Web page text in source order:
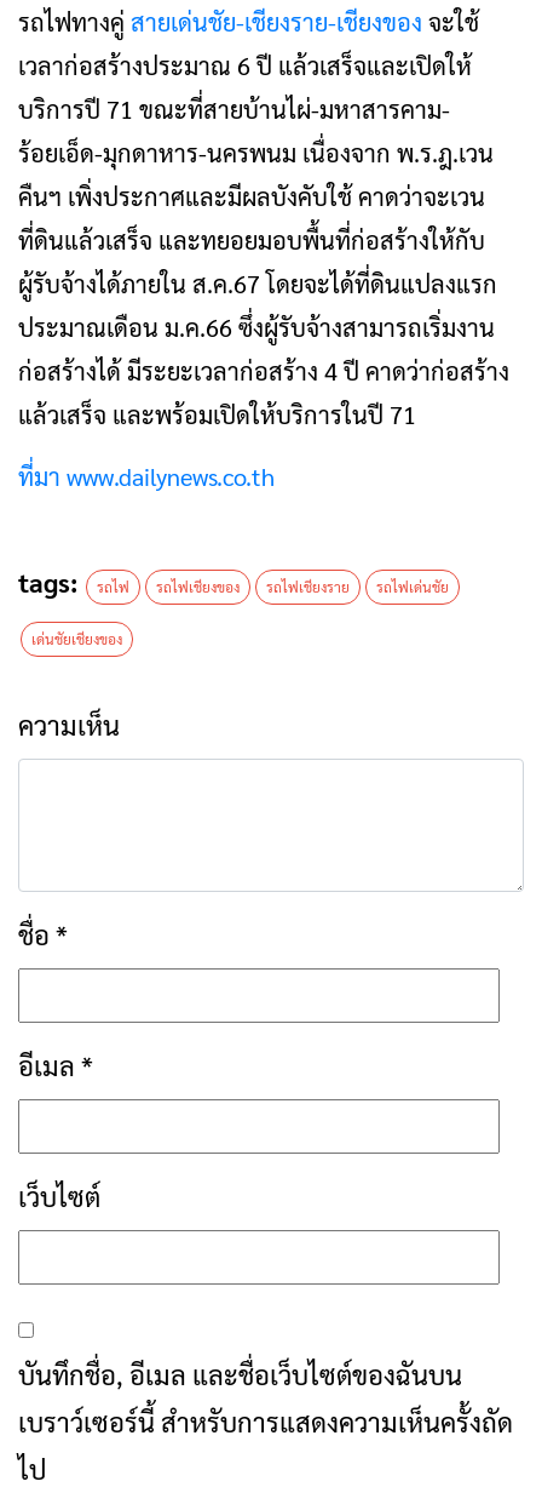
รถไฟทางคู่ สายเด่นชัย-เชียงราย-เชียงของ จะใช้
เวลาก่อสร้างประมาณ 6 ปี แล้วเสร็จและเปิดให้
บริการปี 71 ขณะที่สายบ้านไผ่-มหาสารคาม-
ร้อยเอ็ด-มุกดาหาร-นครพนม เนื่องจาก พ.ร.ฎ.เวน
คืนฯ เพิ่งประกาศและมีผลบังคับใช้ คาดว่าจะเวน
ที่ดินแล้วเสร็จ และทยอยมอบพื้นที่ก่อสร้างให้กับ
ผู้รับจ้างได้ภายใน ส.ค.67 โดยจะได้ที่ดินแปลงแรก
ประมาณเดือน ม.ค.66 ซึ่งผู้รับจ้างสามารถเริ่มงาน
ก่อสร้างได้ มีระยะเวลาก่อสร้าง 4 ปี คาดว่าก่อสร้าง
แล้วเสร็จ และพร้อมเปิดให้บริการในปี 71
ที่มา www.dailynews.co.th
tags: รถไฟ รถไฟเชียงของ รถไฟเชียงราย รถไฟเด่นชัย
เด่นชัยเชียงของ
ความเห็น
ชื่อ *
อีเมล *
เว็บไซต์
บันทึกชื่อ, อีเมล และชื่อเว็บไซต์ของฉันบน
เบราว์เซอร์นี้ สำหรับการแสดงความเห็นครั้งถัด
ไป